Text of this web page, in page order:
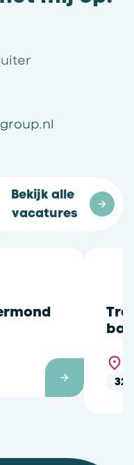
Bekijk alle
vacatures
32